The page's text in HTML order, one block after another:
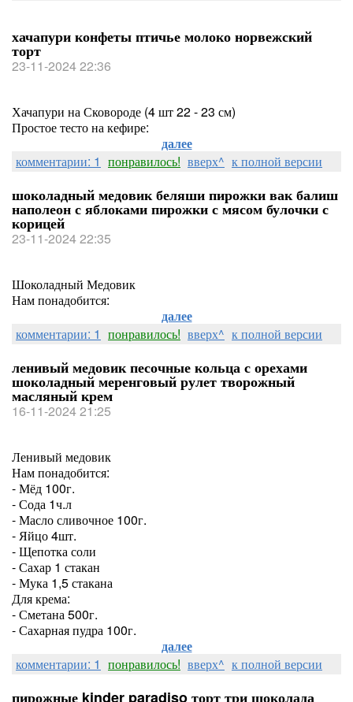
хачапури конфеты птичье молоко норвежский
торт
23-11-2024 22:36
Хачапури на Сковороде (4 шт 22 - 23 см)
Простое тесто на кефире:
далее
комментарии: 1 понравилось! вверх^ к полной версии
шоколадный медовик беляши пирожки вак балиш
наполеон с яблоками пирожки с мясом булочки с
корицей
23-11-2024 22:35
Шоколадный Медовик
Нам понадобится:
далее
комментарии: 1 понравилось! вверх^ к полной версии
ленивый медовик песочные кольца с орехами
шоколадный меренговый рулет творожный
масляный крем
16-11-2024 21:25
Ленивый медовик
Нам понадобится:
- Мёд 100г.
- Сода 1ч.л
- Масло сливочное 100г.
- Яйцо 4шт.
- Щепотка соли
- Сахар 1 стакан
- Мука 1,5 стакана
Для крема:
- Сметана 500г.
- Сахарная пудра 100г.
далее
комментарии: 1 понравилось! вверх^ к полной версии
пирожные kinder paradiso торт три шоколада